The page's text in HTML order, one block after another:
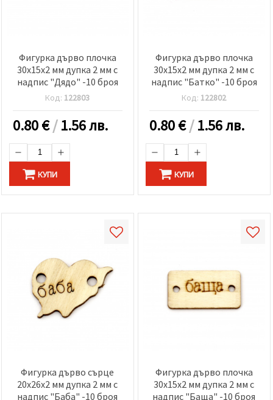
Фигурка дърво плочка
30x15x2 мм дупка 2 мм с
надпис "Дядо" -10 броя
Код: 122803
0.80€/1.56 лв.
КУПИ
Фигурка дърво плочка
30x15x2 мм дупка 2 мм с
надпис "Батко" -10 броя
Код: 122802
0.80€/1.56 лв.
КУПИ
Фигурка дърво сърце
20x26x2 мм дупка 2 мм с
надпис "Баба" -10 броя
Фигурка дърво плочка
30x15x2 мм дупка 2 мм с
надпис "Баща" -10 броя